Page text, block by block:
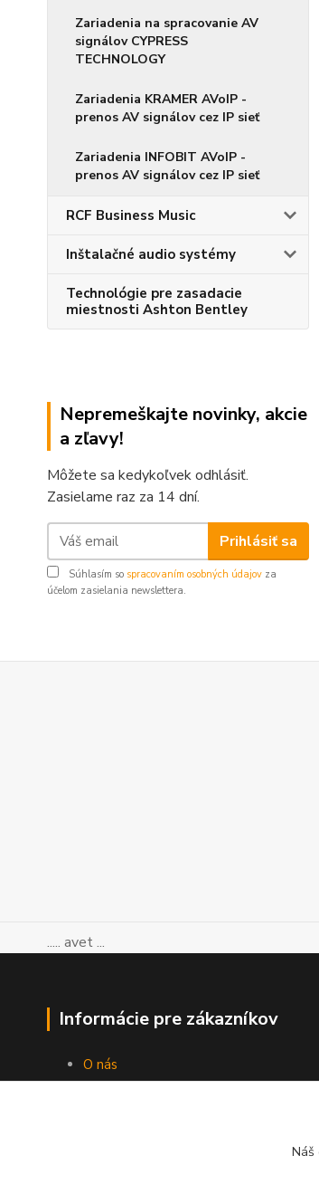
Zariadenia na spracovanie AV
signálov CYPRESS
TECHNOLOGY
Zariadenia KRAMER AVoIP -
prenos AV signálov cez IP sieť
Zariadenia INFOBIT AVoIP -
prenos AV signálov cez IP sieť
RCF Business Music
Inštalačné audio systémy
Technológie pre zasadacie
miestnosti Ashton Bentley
Nepremeškajte novinky, akcie
a zľavy!
Môžete sa kedykoľvek odhlásiť.
Zasielame raz za 14 dní.
Prihlásiť sa
Súhlasím so spracovaním osobných údajov za
účelom zasielania newslettera.
..... avet ...
Informácie pre zákazníkov
O nás
Ako nakupovať
Náš